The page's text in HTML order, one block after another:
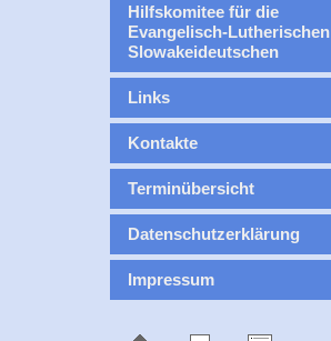
Hilfskomitee für die
Evangelisch-Lutherischen
Slowakeideutschen
Links
Kontakte
Terminübersicht
Datenschutzerklärung
Impressum